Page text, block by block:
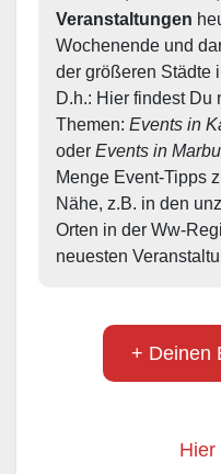
Veranstaltungen
Wochenende und
der größeren Städte
D.h.: Hier findest Du
Themen: Events in
oder Events in
Menge Event-Tipps
Nähe, z.B. in den
Orten in der Ww-
neuesten
+ Deinen
Hier